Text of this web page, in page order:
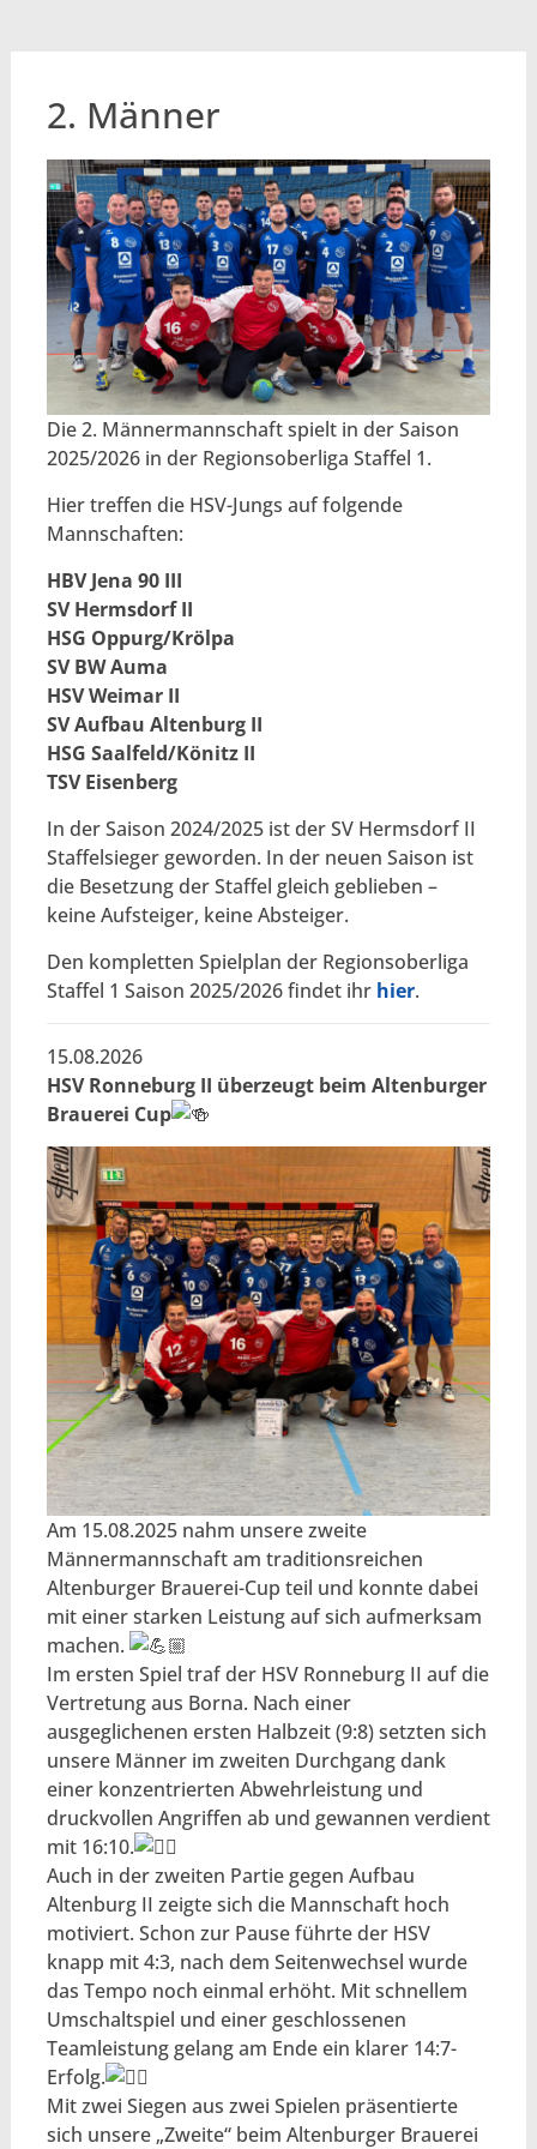
2. Männer
Die 2. Männermannschaft spielt in der Saison
2025/2026 in der Regionsoberliga Staffel 1.
Hier treffen die HSV-Jungs auf folgende
Mannschaften:
HBV Jena 90 III
SV Hermsdorf II
HSG Oppurg/Krölpa
SV BW Auma
HSV Weimar II
SV Aufbau Altenburg II
HSG Saalfeld/Könitz II
TSV Eisenberg
In der Saison 2024/2025 ist der SV Hermsdorf II
Staffelsieger geworden. In der neuen Saison ist
die Besetzung der Staffel gleich geblieben –
keine Aufsteiger, keine Absteiger.
Den kompletten Spielplan der Regionsoberliga
Staffel 1 Saison 2025/2026 findet ihr hier.
15.08.2026
HSV Ronneburg II überzeugt beim Altenburger
Brauerei Cup
Am 15.08.2025 nahm unsere zweite
Männermannschaft am traditionsreichen
Altenburger Brauerei-Cup teil und konnte dabei
mit einer starken Leistung auf sich aufmerksam
machen.
Im ersten Spiel traf der HSV Ronneburg II auf die
Vertretung aus Borna. Nach einer
ausgeglichenen ersten Halbzeit (9:8) setzten sich
unsere Männer im zweiten Durchgang dank
einer konzentrierten Abwehrleistung und
druckvollen Angriffen ab und gewannen verdient
mit 16:10.
Auch in der zweiten Partie gegen Aufbau
Altenburg II zeigte sich die Mannschaft hoch
motiviert. Schon zur Pause führte der HSV
knapp mit 4:3, nach dem Seitenwechsel wurde
das Tempo noch einmal erhöht. Mit schnellem
Umschaltspiel und einer geschlossenen
Teamleistung gelang am Ende ein klarer 14:7-
Erfolg.
Mit zwei Siegen aus zwei Spielen präsentierte
sich unsere „Zweite“ beim Altenburger Brauerei